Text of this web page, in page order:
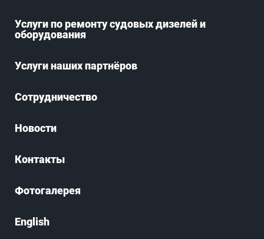
Услуги по ремонту судовых дизелей и
оборудования
Услуги наших партнёров
Сотрудничество
Новости
Контакты
Фотогалерея
English